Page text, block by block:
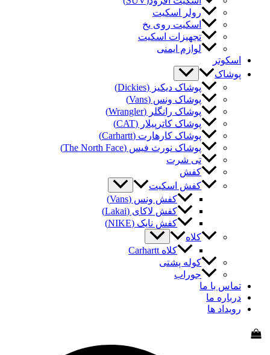
رولر اسکیت
اسکیت روی یخ
تجهیزات اسکیت
لوازم ایمنی
پوشاک دیکیز (Dickies)
پوشاک ونس (Vans)
پوشاک رانگلر (Wrangler)
پوشاک کاترپیلار (CAT)
پوشاک کارهارت (Carhartt)
پوشاک نورث فیس (The North Face)
تی شرت
کفش
کفش اسکیت
کفش ونس (Vans)
کفش لاکای (Lakai)
کفش نایک (NIKE)
کلاه
کلاه Carhartt
کوله پشتی
جوراب
با ما
ما
ها